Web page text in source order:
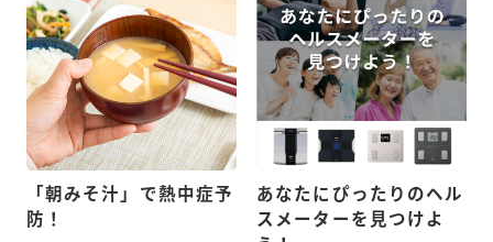
「朝みそ汁」で熱中症予
防！
あなたにぴったりのヘル
スメーターを見つけよ